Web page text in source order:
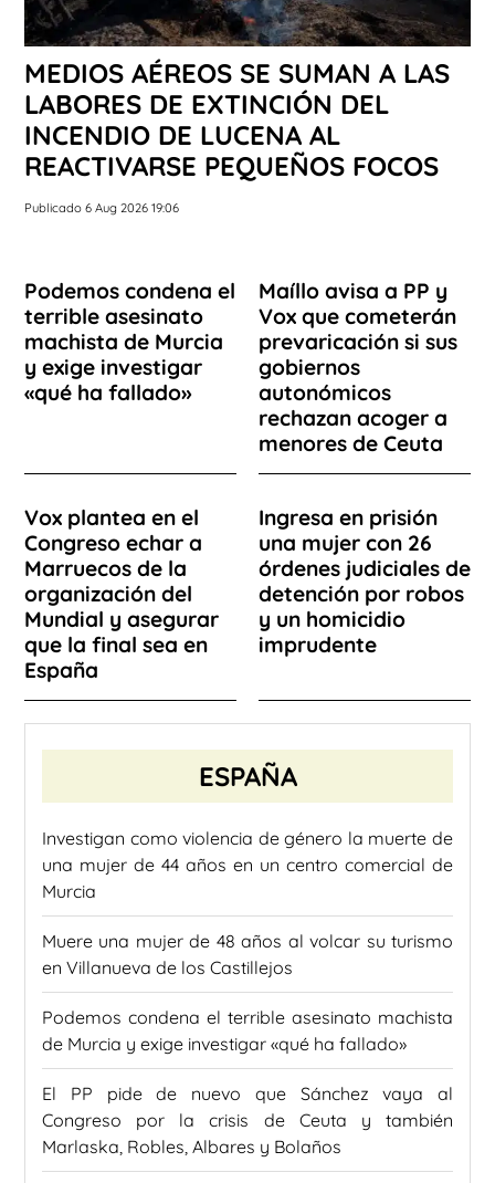
MEDIOS AÉREOS SE SUMAN A LAS
LABORES DE EXTINCIÓN DEL
INCENDIO DE LUCENA AL
REACTIVARSE PEQUEÑOS FOCOS
Publicado 6 Aug 2026 19:06
Podemos condena el
terrible asesinato
machista de Murcia
y exige investigar
«qué ha fallado»
Maíllo avisa a PP y
Vox que cometerán
prevaricación si sus
gobiernos
autonómicos
rechazan acoger a
menores de Ceuta
Vox plantea en el
Congreso echar a
Marruecos de la
organización del
Mundial y asegurar
que la final sea en
España
Ingresa en prisión
una mujer con 26
órdenes judiciales de
detención por robos
y un homicidio
imprudente
ESPAÑA
Investigan como violencia de género la muerte de
una mujer de 44 años en un centro comercial de
Murcia
Muere una mujer de 48 años al volcar su turismo
en Villanueva de los Castillejos
Podemos condena el terrible asesinato machista
de Murcia y exige investigar «qué ha fallado»
El PP pide de nuevo que Sánchez vaya al
Congreso por la crisis de Ceuta y también
Marlaska, Robles, Albares y Bolaños